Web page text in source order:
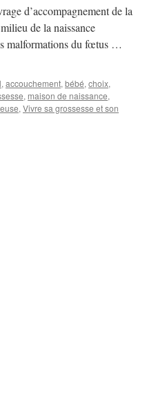
d’accompagnement de la
de la naissance
malformations du fœtus …
, accouchement, bébé, choix,
, maison de naissance,
, Vivre sa grossesse et son